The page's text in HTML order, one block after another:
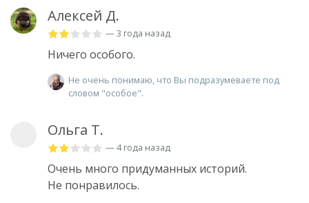
Алексей Д.
— 3 года назад
Ничего особого.
Не очень понимаю, что Вы подразумеваете под
словом "особое".
Ольга Т.
— 4 года назад
Очень много придуманных историй.
Не понравилось.